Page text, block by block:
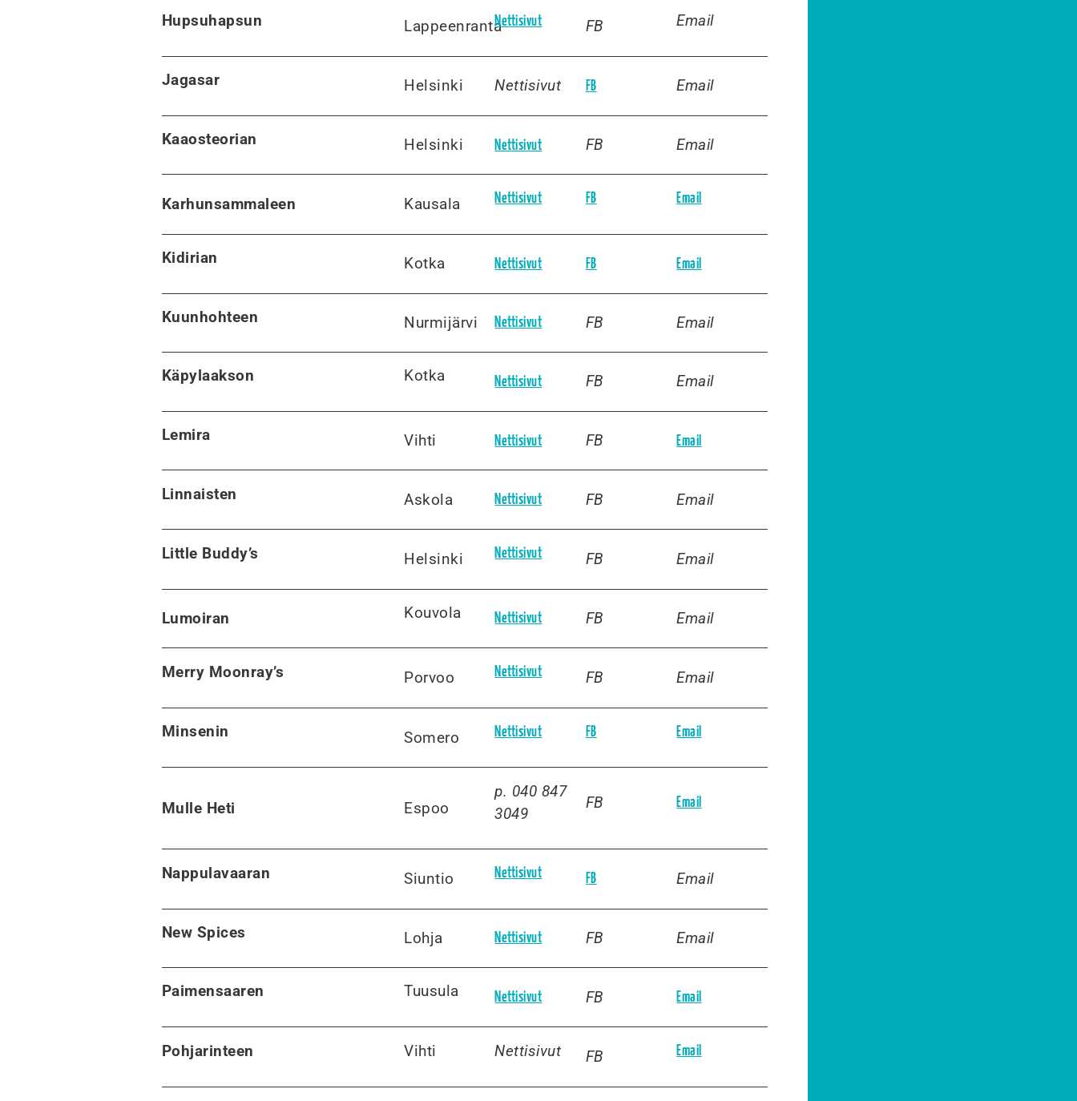
Hupsuhapsun LappeenrantaNettisivut FB Email
Jagasar Helsinki Nettisivut FB Email
Kaaosteorian Helsinki Nettisivut FB Email
Karhunsammaleen Kausala Nettisivut FB Email
Kidirian Kotka Nettisivut FB Email
Kuunhohteen Nurmijärvi Nettisivut FB Email
Käpylaakson Kotka Nettisivut FB Email
Lemira Vihti Nettisivut FB Email
Linnaisten Askola Nettisivut FB Email
Little Buddy’s Helsinki Nettisivut FB Email
Lumoiran Kouvola Nettisivut FB Email
Merry Moonray’s Porvoo Nettisivut FB Email
Minsenin Somero Nettisivut FB Email
Mulle Heti Espoo
p. 040 847
3049
FB Email
Nappulavaaran Siuntio Nettisivut FB Email
New Spices Lohja Nettisivut FB Email
Paimensaaren Tuusula Nettisivut FB Email
Pohjarinteen Vihti Nettisivut FB Email